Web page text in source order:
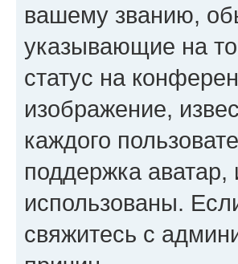
вашему званию,
указывающие на
статус на
изображение,
каждого
поддержка аватар,
использованы.
свяжитесь с